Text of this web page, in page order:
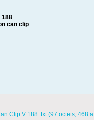
188
can clip
Clip V 188..txt (97 octets, 468